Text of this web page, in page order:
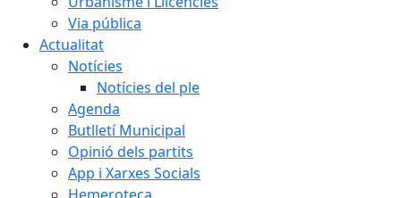
Via pública
Actualitat
Notícies
Notícies del ple
Agenda
Butlletí Municipal
Opinió dels partits
App i Xarxes Socials